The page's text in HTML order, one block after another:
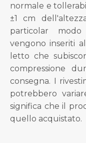
normale e
±1 cm
particolar
vengono inseriti
letto che
compressione
consegna. I
potrebbero
significa che il
quello acquistato.